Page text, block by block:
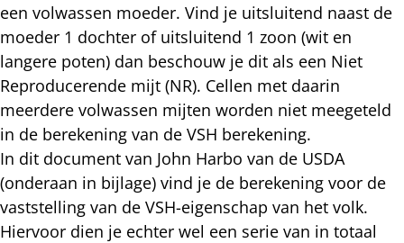
een volwassen moeder. Vind je uitsluitend naast de
moeder 1 dochter of uitsluitend 1 zoon (wit en
langere poten) dan beschouw je dit als een Niet
Reproducerende mijt (NR). Cellen met daarin
meerdere volwassen mijten worden niet meegeteld
in de berekening van de VSH berekening.
In dit document van John Harbo van de USDA
(onderaan in bijlage) vind je de berekening voor de
vaststelling van de VSH-eigenschap van het volk.
Hiervoor dien je echter wel een serie van in totaal